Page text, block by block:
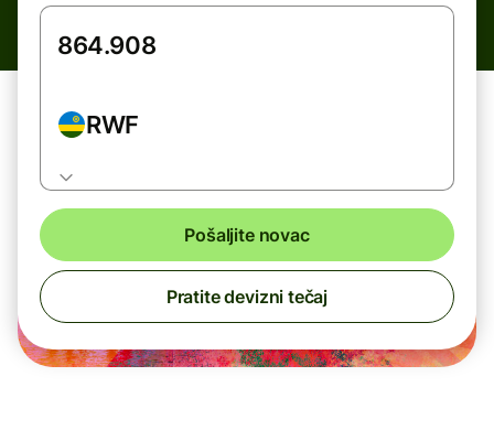
RWF
Pošaljite novac
Pratite devizni tečaj